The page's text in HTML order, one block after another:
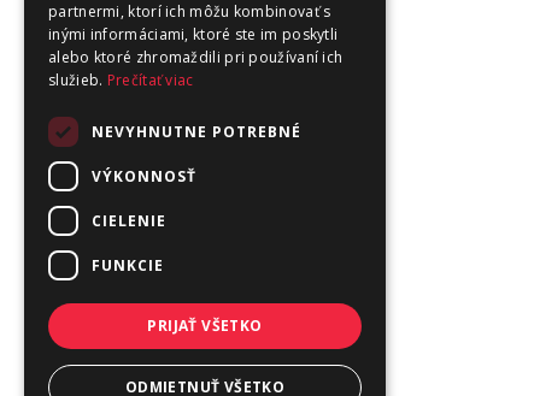
partnermi, ktorí ich môžu kombinovať s
inými informáciami, ktoré ste im poskytli
alebo ktoré zhromaždili pri používaní ich
služieb. Prečítať viac
NEVYHNUTNE POTREBNÉ
VÝKONNOSŤ
CIELENIE
FUNKCIE
PRIJAŤ VŠETKO
ODMIETNUŤ VŠETKO